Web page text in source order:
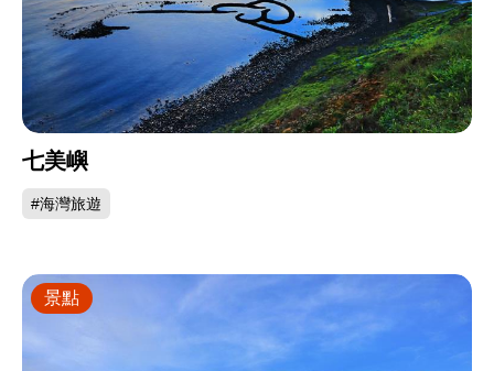
七美嶼
#海灣旅遊
景點